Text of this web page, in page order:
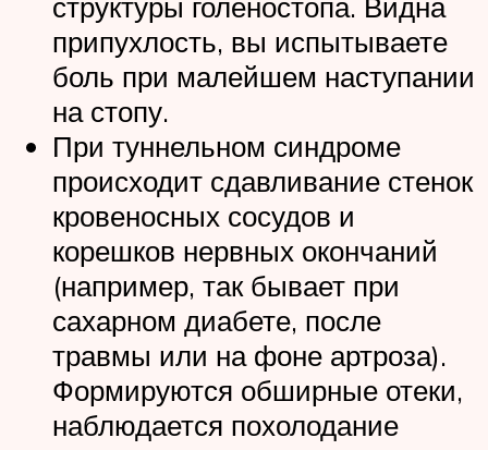
припухлость, вы испытываете
боль при малейшем наступании
на стопу.
При туннельном синдроме
происходит сдавливание стенок
кровеносных сосудов и
корешков нервных окончаний
(например, так бывает при
сахарном диабете, после
травмы или на фоне артроза).
Формируются обширные отеки,
наблюдается похолодание